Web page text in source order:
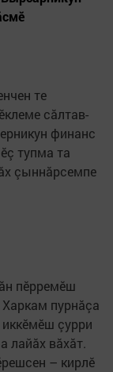
те
сăлтав­
финанс
тупма та
çыннăрсемпе
пӗрремӗш
Харкам пурнăçа
çурри
лайăх вăхăт.
– кирлӗ